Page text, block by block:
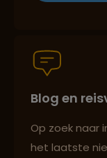
Best
Blog en
Op zoek naar
het laatste